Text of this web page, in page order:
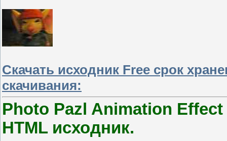
Скачать исходник Free срок
скачивания:
Photo Pazl Animation
HTML исходник.